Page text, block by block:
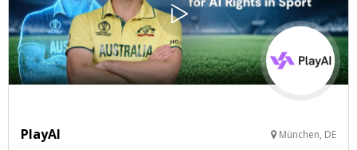
PlayAI München, DE